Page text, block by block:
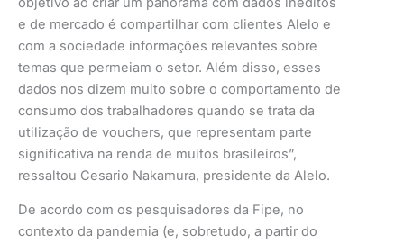
e de mercado é compartilhar com clientes Alelo e
com a sociedade informações relevantes sobre
temas que permeiam o setor. Além disso, esses
dados nos dizem muito sobre o comportamento de
consumo dos trabalhadores quando se trata da
utilização de vouchers, que representam parte
significativa na renda de muitos brasileiros”,
ressaltou Cesario Nakamura, presidente da Alelo.
De acordo com os pesquisadores da Fipe, no
contexto da pandemia (e, sobretudo, a partir do